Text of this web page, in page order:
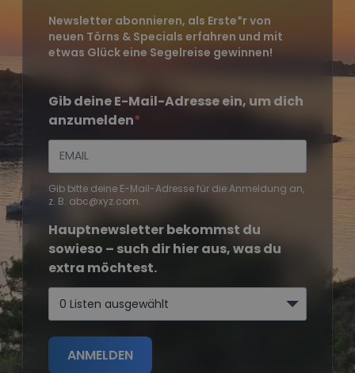
Newsletter abonnieren, als Erste*r von
neuen Törns & Specials erfahren und mit
etwas Glück eine Segelreise gewinnen!
Gib deine E-Mail-Adresse ein, um dich
anzumelden
Gib bitte deine E-Mail-Adresse für die Anmeldung an,
z. B. abc@xyz.com.
Hauptnewsletter bekommst du
sowieso – such dir hier aus, was du
extra möchtest.
0 Listen ausgewählt
ANMELDEN